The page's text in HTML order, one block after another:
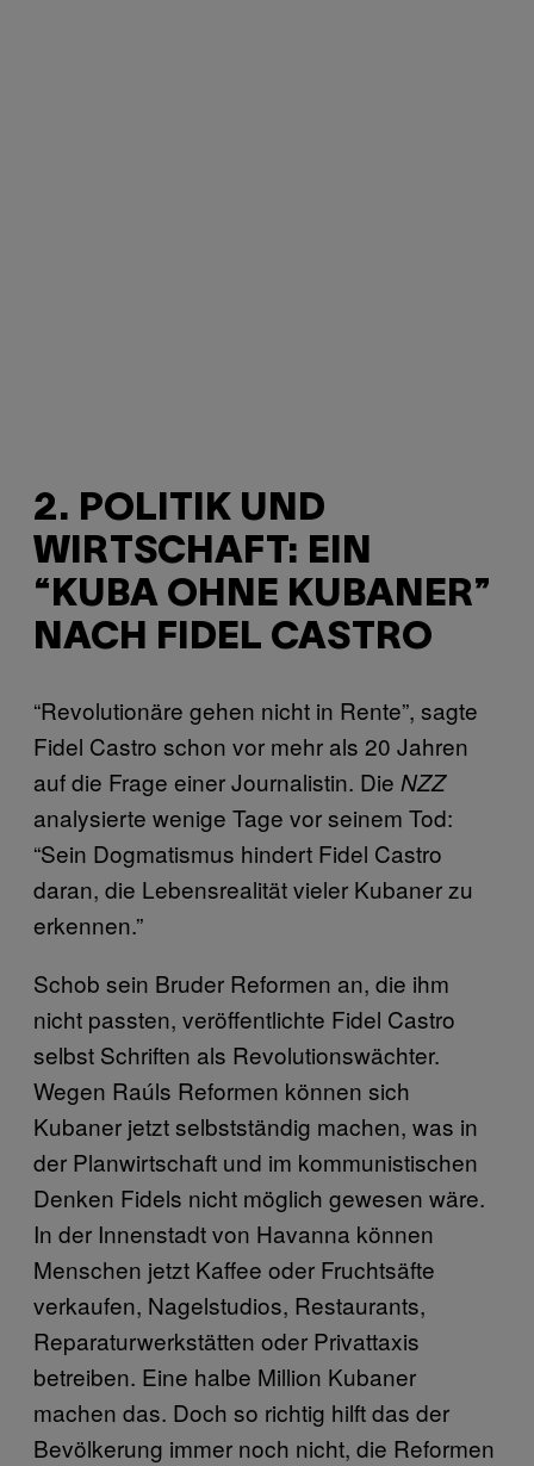
2. POLITIK UND
WIRTSCHAFT: EIN
“KUBA OHNE KUBANER”
NACH FIDEL CASTRO
“Revolutionäre gehen nicht in Rente”, sagte
Fidel Castro schon vor mehr als 20 Jahren
auf die Frage einer Journalistin. Die NZZ
analysierte wenige Tage vor seinem Tod:
“Sein Dogmatismus hindert Fidel Castro
daran, die Lebensrealität vieler Kubaner zu
erkennen.”
Schob sein Bruder Reformen an, die ihm
nicht passten, veröffentlichte Fidel Castro
selbst Schriften als Revolutionswächter.
Wegen Raúls Reformen können sich
Kubaner jetzt selbstständig machen, was in
der Planwirtschaft und im kommunistischen
Denken Fidels nicht möglich gewesen wäre.
In der Innenstadt von Havanna können
Menschen jetzt Kaffee oder Fruchtsäfte
verkaufen, Nagelstudios, Restaurants,
Reparaturwerkstätten oder Privattaxis
betreiben. Eine halbe Million Kubaner
machen das. Doch so richtig hilft das der
Bevölkerung immer noch nicht, die Reformen